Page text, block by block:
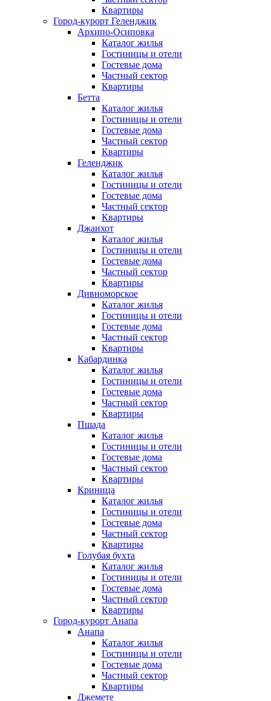
Квартиры
Город-курорт Геленджик
Архипо-Осиповка
Каталог жилья
Гостиницы и отели
Гостевые дома
Частный сектор
Квартиры
Бетта
Каталог жилья
Гостиницы и отели
Гостевые дома
Частный сектор
Квартиры
Геленджик
Каталог жилья
Гостиницы и отели
Гостевые дома
Частный сектор
Квартиры
Джанхот
Каталог жилья
Гостиницы и отели
Гостевые дома
Частный сектор
Квартиры
Дивноморское
Каталог жилья
Гостиницы и отели
Гостевые дома
Частный сектор
Квартиры
Кабардинка
Каталог жилья
Гостиницы и отели
Гостевые дома
Частный сектор
Квартиры
Пшада
Каталог жилья
Гостиницы и отели
Гостевые дома
Частный сектор
Квартиры
Криница
Каталог жилья
Гостиницы и отели
Гостевые дома
Частный сектор
Квартиры
Голубая бухта
Каталог жилья
Гостиницы и отели
Гостевые дома
Частный сектор
Квартиры
Город-курорт Анапа
Анапа
Каталог жилья
Гостиницы и отели
Гостевые дома
Частный сектор
Квартиры
Джемете